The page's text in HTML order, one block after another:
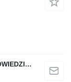
QINDITO SPÓŁKA Z OGRANICZONĄ ODPOWIEDZIALNOŚCIĄ